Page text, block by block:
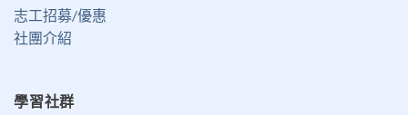
志工招募/優惠
社團介紹
學習社群